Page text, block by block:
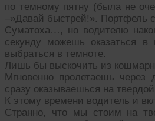
по темному пятну (была не
–»Давай быстрей!». Портфель
Суматоха…, но водителю
секунду можешь оказаться
выбраться в темноте.
Лишь бы выскочить из
Мгновенно пролетаешь через
сразу оказываешься на
К этому времени водитель и
Странно, что мы стоим на